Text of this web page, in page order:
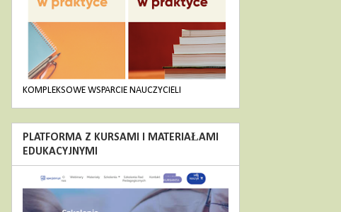
KOMPLEKSOWE WSPARCIE NAUCZYCIELI
PLATFORMA Z KURSAMI I MATERIAŁAMI
EDUKACYJNYMI